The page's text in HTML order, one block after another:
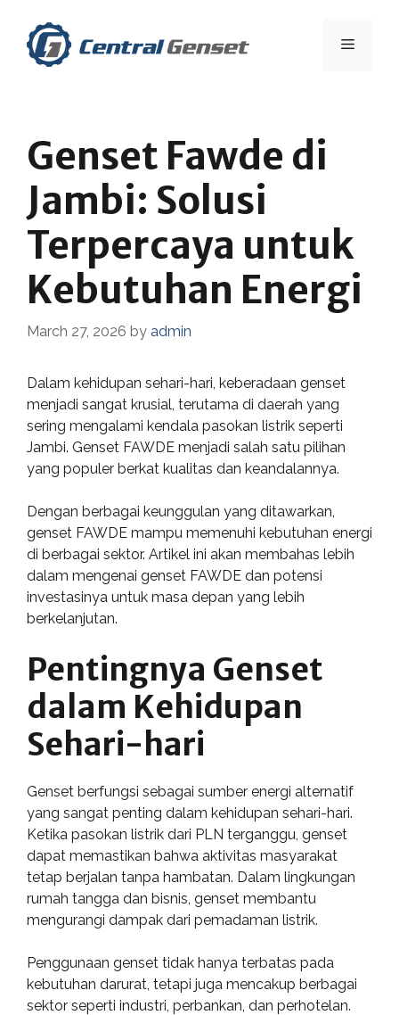
content
Menu
Genset Fawde di
Jambi: Solusi
Terpercaya untuk
Kebutuhan Energi
March 27, 2026 by admin
Dalam kehidupan sehari-hari, keberadaan genset
menjadi sangat krusial, terutama di daerah yang
sering mengalami kendala pasokan listrik seperti
Jambi. Genset FAWDE menjadi salah satu pilihan
yang populer berkat kualitas dan keandalannya.
Dengan berbagai keunggulan yang ditawarkan,
genset FAWDE mampu memenuhi kebutuhan energi
di berbagai sektor. Artikel ini akan membahas lebih
dalam mengenai genset FAWDE dan potensi
investasinya untuk masa depan yang lebih
berkelanjutan.
Pentingnya Genset
dalam Kehidupan
Sehari-hari
Genset berfungsi sebagai sumber energi alternatif
yang sangat penting dalam kehidupan sehari-hari.
Ketika pasokan listrik dari PLN terganggu, genset
dapat memastikan bahwa aktivitas masyarakat
tetap berjalan tanpa hambatan. Dalam lingkungan
rumah tangga dan bisnis, genset membantu
mengurangi dampak dari pemadaman listrik.
Penggunaan genset tidak hanya terbatas pada
kebutuhan darurat, tetapi juga mencakup berbagai
sektor seperti industri, perbankan, dan perhotelan.